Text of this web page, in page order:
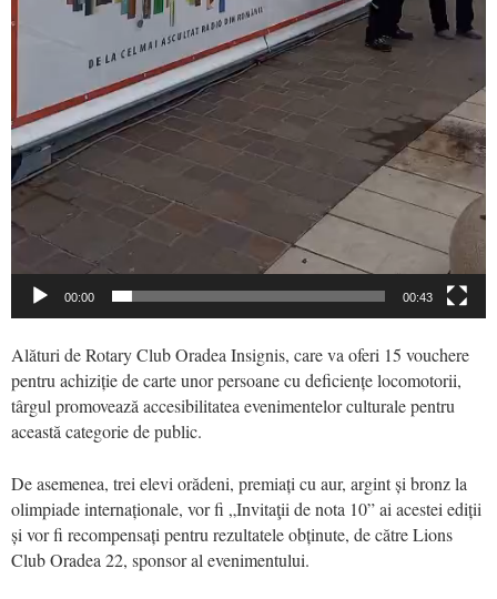
00:00 00:43
Alături de Rotary Club Oradea Insignis, care va oferi 15 vouchere
pentru achiziție de carte unor persoane cu deficiențe locomotorii,
târgul promovează accesibilitatea evenimentelor culturale pentru
această categorie de public.
De asemenea, trei elevi orădeni, premiați cu aur, argint și bronz la
olimpiade internaționale, vor fi „Invitaţii de nota 10” ai acestei ediții
și vor fi recompensați pentru rezultatele obținute, de către Lions
Club Oradea 22, sponsor al evenimentului.